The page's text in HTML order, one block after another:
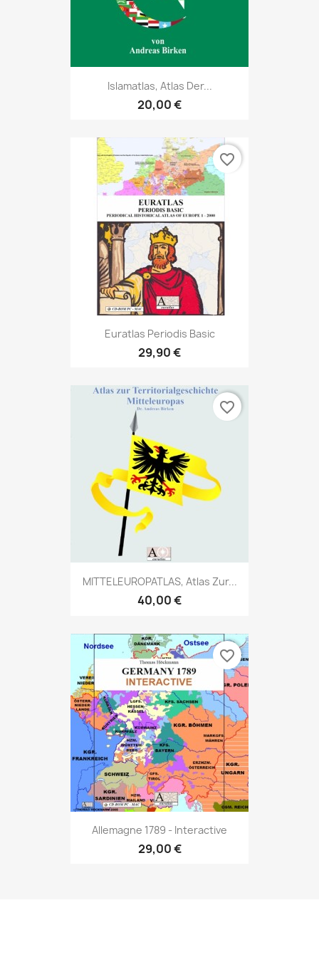
Islamatlas, Atlas Der...
20,00 €
Euratlas Periodis Basic
29,90 €
favorite_border
MITTELEUROPATLAS, Atlas Zur...
40,00 €
favorite_border
Allemagne 1789 - Interactive
29,00 €
favorite_border